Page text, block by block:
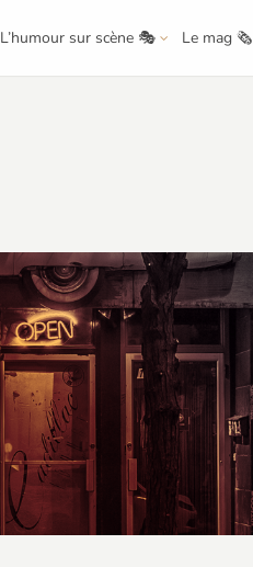
L’humour sur scène 🎭 Le mag 🗞️